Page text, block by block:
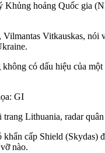
Khủng hoảng Quốc gia
Vitkauskas, nói
có dấu hiệu của
GI
Lithuania, radar
cấp Shield (Skydas)
nào.